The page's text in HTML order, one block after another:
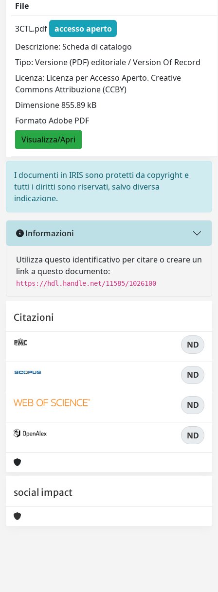
File
3CTL.pdf
accesso aperto
Descrizione: Scheda di catalogo
Tipo: Versione (PDF) editoriale / Version Of Record
Licenza: Licenza per Accesso Aperto. Creative
Commons Attribuzione (CCBY)
Dimensione 855.89 kB
Formato Adobe PDF
Visualizza/Apri
I documenti in IRIS sono protetti da copyright e
tutti i diritti sono riservati, salvo diversa
indicazione.
Informazioni
Utilizza questo identificativo per citare o creare un
link a questo documento:
https://hdl.handle.net/11585/1026100
Citazioni
ND
ND
ND
ND
social impact